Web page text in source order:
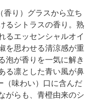
り）グラスから立ち
るシトラスの香り。熟
るエッセンシャルオイ
を思わせる清涼感が重
泡が香りを一気に解き
る凛とした青い風が鼻
（味わい）口に含んだ
がらも、青橙由来のシ